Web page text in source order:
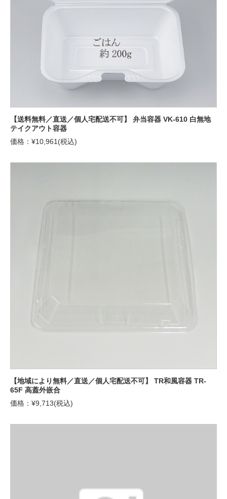
【送料無料／直送／個人宅配送不可】 弁当容器 VK-610 白無地
テイクアウト容器
価格：¥10,961(税込)
【地域により無料／直送／個人宅配送不可】 TR和風容器 TR-
65F 高蓋外嵌合
価格：¥9,713(税込)